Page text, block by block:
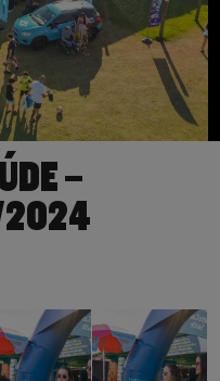
–
2024